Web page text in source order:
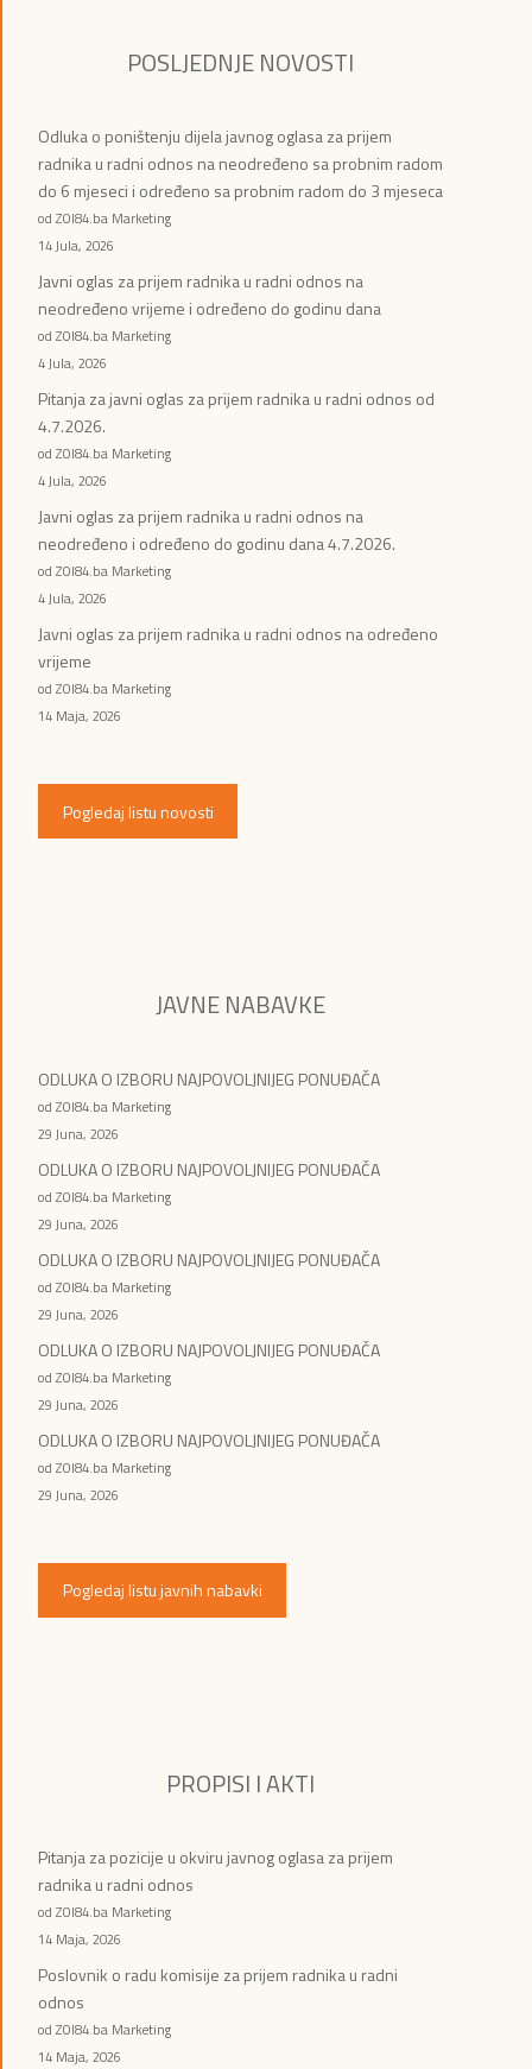
POSLJEDNJE NOVOSTI
Odluka o poništenju dijela javnog oglasa za prijem
radnika u radni odnos na neodređeno sa probnim radom
do 6 mjeseci i određeno sa probnim radom do 3 mjeseca
od ZOI84.ba Marketing
14 Jula, 2026
Javni oglas za prijem radnika u radni odnos na
neodređeno vrijeme i određeno do godinu dana
od ZOI84.ba Marketing
4 Jula, 2026
Pitanja za javni oglas za prijem radnika u radni odnos od
4.7.2026.
od ZOI84.ba Marketing
4 Jula, 2026
Javni oglas za prijem radnika u radni odnos na
neodređeno i određeno do godinu dana 4.7.2026.
od ZOI84.ba Marketing
4 Jula, 2026
Javni oglas za prijem radnika u radni odnos na određeno
vrijeme
od ZOI84.ba Marketing
14 Maja, 2026
Pogledaj listu novosti
JAVNE NABAVKE
ODLUKA O IZBORU NAJPOVOLJNIJEG PONUĐAČA
od ZOI84.ba Marketing
29 Juna, 2026
ODLUKA O IZBORU NAJPOVOLJNIJEG PONUĐAČA
od ZOI84.ba Marketing
29 Juna, 2026
ODLUKA O IZBORU NAJPOVOLJNIJEG PONUĐAČA
od ZOI84.ba Marketing
29 Juna, 2026
ODLUKA O IZBORU NAJPOVOLJNIJEG PONUĐAČA
od ZOI84.ba Marketing
29 Juna, 2026
ODLUKA O IZBORU NAJPOVOLJNIJEG PONUĐAČA
od ZOI84.ba Marketing
29 Juna, 2026
Pogledaj listu javnih nabavki
PROPISI I AKTI
Pitanja za pozicije u okviru javnog oglasa za prijem
radnika u radni odnos
od ZOI84.ba Marketing
14 Maja, 2026
Poslovnik o radu komisije za prijem radnika u radni
odnos
od ZOI84.ba Marketing
14 Maja, 2026